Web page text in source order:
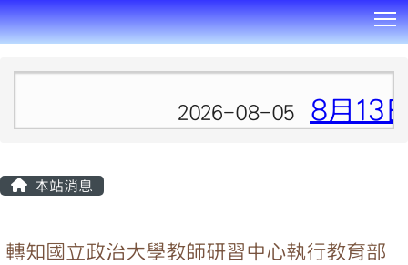
2026-08-05 8月13
本站消息
轉知國立政治大學教師研習中心執行教育部